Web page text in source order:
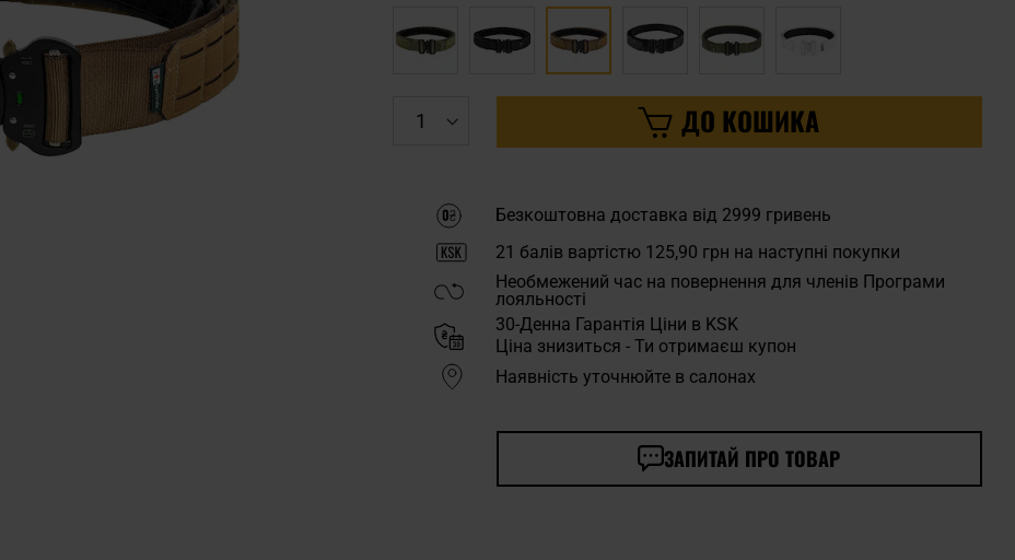
ДО КОШИКА
Безкоштовна доставка від 2999 гривень
21 балів вартістю 125,90 грн на наступні покупки
Необмежений час на повернення для членів Програми
лояльності
30-Денна Гарантія Ціни в KSK
Ціна знизиться - Ти отримаєш купон
Наявність уточнюйте в салонах
ЗАПИТАЙ ПРО ТОВАР